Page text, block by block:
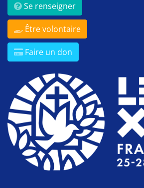
Se renseigner
Être volontaire
Faire un don